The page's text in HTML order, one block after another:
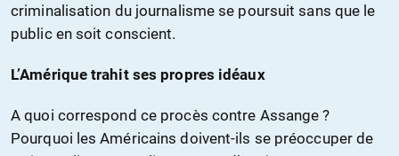
criminalisation du journalisme se poursuit sans que le
public en soit conscient.
L’Amérique trahit ses propres idéaux
A quoi correspond ce procès contre Assange ?
Pourquoi les Américains doivent-ils se préoccuper de